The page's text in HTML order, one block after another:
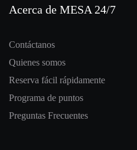
Acerca de MESA 24/7
Contáctanos
Quienes somos
Reserva fácil rápidamente
Programa de puntos
Preguntas Frecuentes